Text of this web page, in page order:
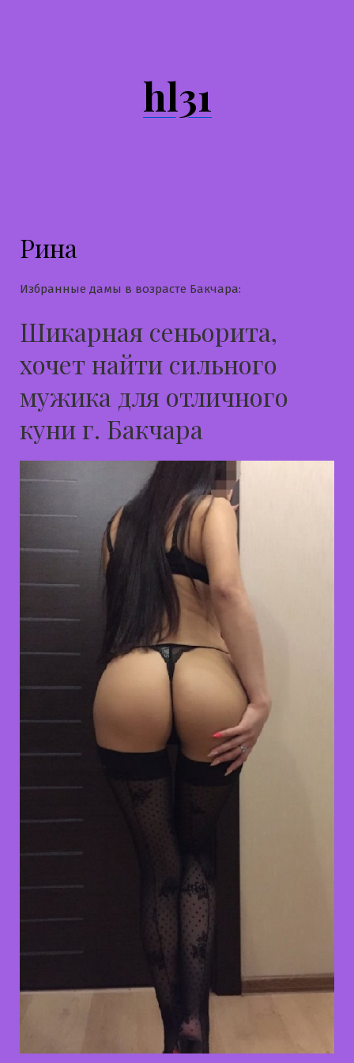
hl31
Рина
Избранные дамы в возрасте Бакчара:
Шикарная сеньорита,
хочет найти сильного
мужика для отличного
куни г. Бакчара